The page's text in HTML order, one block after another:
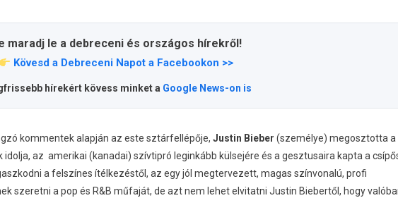
maradj le a debreceni és országos hírekről!
Kövesd a Debreceni Napot a Facebookon >>
hírekért kövess minket a Google News-on is
kommentek alapján az este sztárfellépője, Justin Bieber (személye) megosztotta a
az amerikai (kanadai) szívtipró leginkább külsejére és a gesztusaira kapta a
a felszínes ítélkezéstől, az egy jól megtervezett, magas színvonalú, profi
szeretni a pop és R&B műfaját, de azt nem lehet elvitatni Justin Biebertől, hogy